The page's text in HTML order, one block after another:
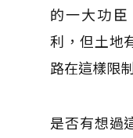
的一大功
利，但土地
路在這樣限
是否有想過